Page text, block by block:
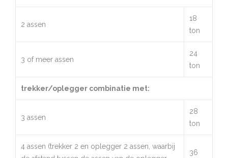
2 assen
18
ton
3 of meer assen
24
ton
trekker/oplegger combinatie met:
3 assen
28
ton
4 assen (trekker 2 en oplegger 2 assen, waarbij
36